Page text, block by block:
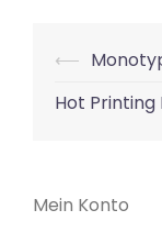
Beitrags-
⟵
Hot
Mein Konto